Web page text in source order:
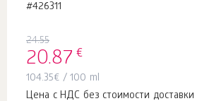
#426311
24.55
20.87 €
104.35€ / 100 ml
Цена с НДС без стоимости доставки